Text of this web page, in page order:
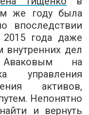
же году была
впоследствии
года даже
внутренних дел
на
управления
активов,
Непонятно
и вернуть